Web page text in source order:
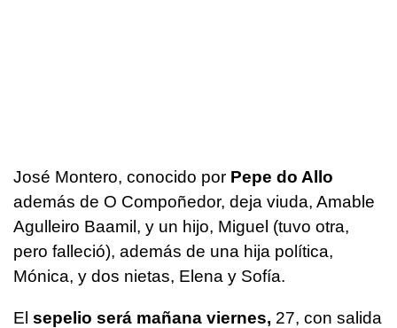
José Montero, conocido por Pepe do Allo
además de O Compoñedor, deja viuda, Amable
Agulleiro Baamil, y un hijo, Miguel (tuvo otra,
pero falleció), además de una hija política,
Mónica, y dos nietas, Elena y Sofía.
El sepelio será mañana viernes, 27, con salida